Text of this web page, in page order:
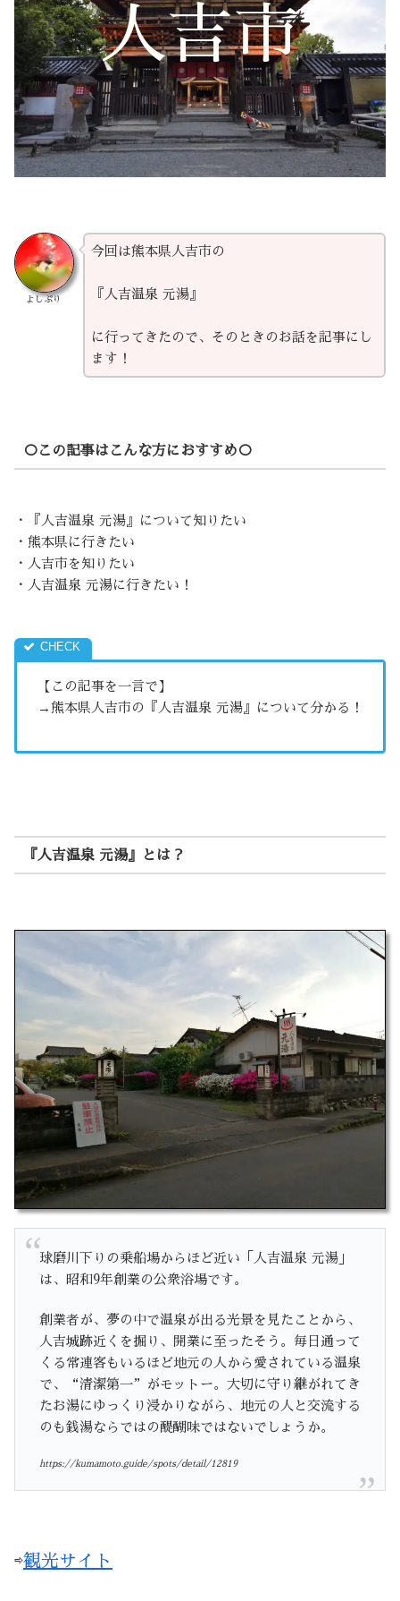
人吉市
よしぷり
今回は熊本県人吉市の
『人吉温泉 元湯』
に行ってきたので、そのときのお話を記事にし
ます！
○この記事はこんな方におすすめ○
・『人吉温泉 元湯』について知りたい
・熊本県に行きたい
・人吉市を知りたい
・人吉温泉 元湯に行きたい！
【この記事を一言で】
→熊本県人吉市の『人吉温泉 元湯』について分かる！
『人吉温泉 元湯』とは？
球磨川下りの乗船場からほど近い「人吉温泉 元湯」
は、昭和9年創業の公衆浴場です。
創業者が、夢の中で温泉が出る光景を見たことから、
人吉城跡近くを掘り、開業に至ったそう。毎日通って
くる常連客もいるほど地元の人から愛されている温泉
で、“清潔第一”がモットー。大切に守り継がれてき
たお湯にゆっくり浸かりながら、地元の人と交流する
のも銭湯ならではの醍醐味ではないでしょうか。
https://kumamoto.guide/spots/detail/12819
⇨観光サイト